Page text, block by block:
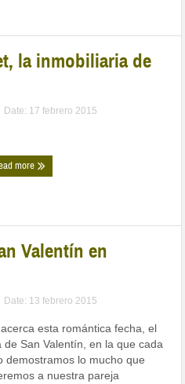
la inmobiliaria de
Date: 17 febrero 2015
more
Valentín en
Date: 13 febrero 2015
esta romántica fecha, el
de San Valentín, en la que cada
demostramos lo mucho que
a nuestra pareja